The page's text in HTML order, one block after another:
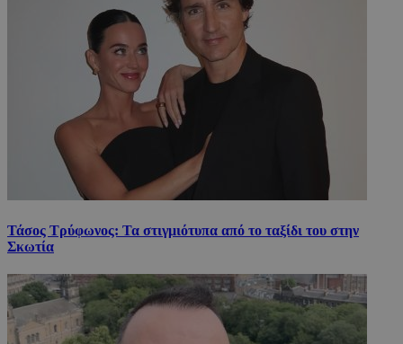
Τάσος Τρύφωνος: Τα στιγμιότυπα από το ταξίδι του στην
Σκωτία